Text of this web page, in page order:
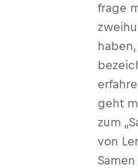
frage
geht
zum
von